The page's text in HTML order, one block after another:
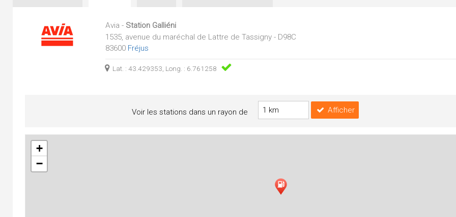
Avia - Station Galliéni
1535, avenue du maréchal de Lattre de Tassigny - D98C
83600 Fréjus
Lat. : 43.429353, Long. : 6.761258
Voir les stations dans un rayon de Afficher
+
−